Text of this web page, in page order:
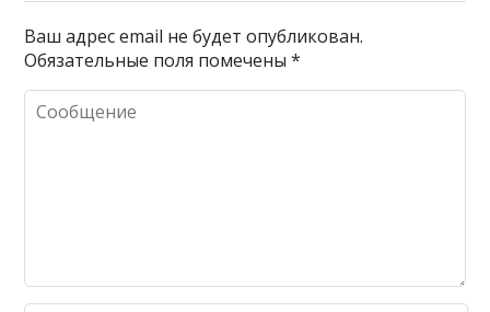
Ваш адрес email не будет опубликован.
Обязательные поля помечены*